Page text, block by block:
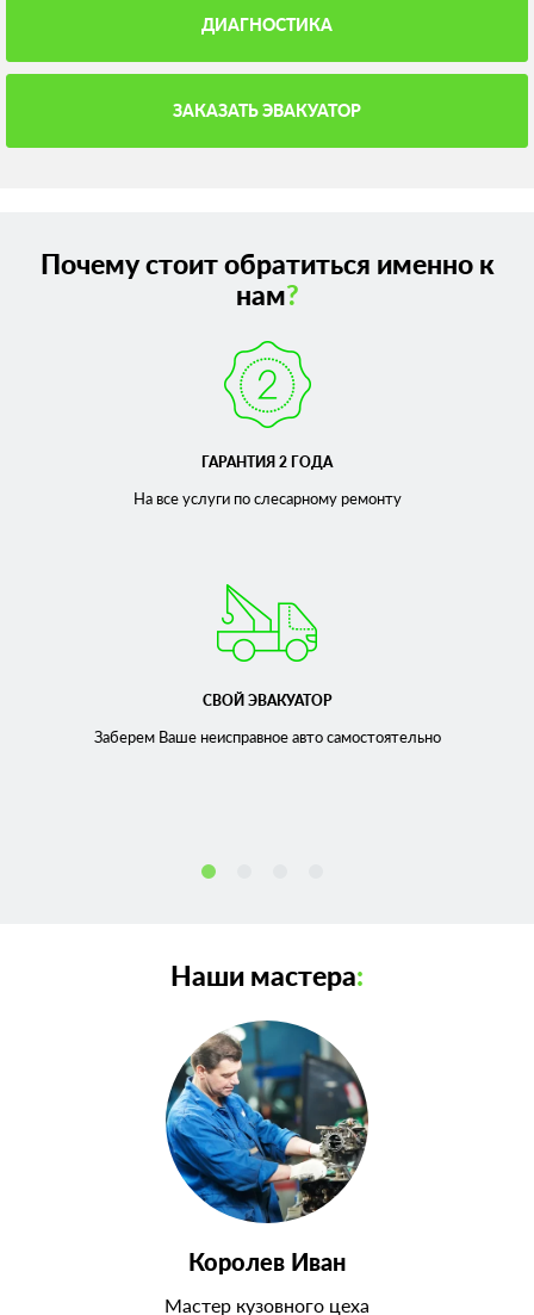
ДИАГНОСТИКА
ЗАКАЗАТЬ ЭВАКУАТОР
Почему стоит обратиться именно к
нам?
ГАРАНТИЯ 2 ГОДА
На все услуги по слесарномуремонту
СВОЙ ЭВАКУАТОР
Заберем Ваше неисправноеавто самостоятельно
Наши мастера:
Королев Иван
Мастер кузовного цеха